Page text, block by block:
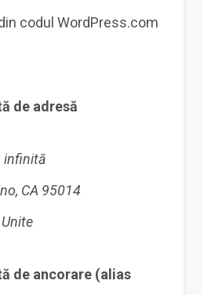
codul WordPress.com
de adresă
infinită
CA 95014
de ancorare (alias